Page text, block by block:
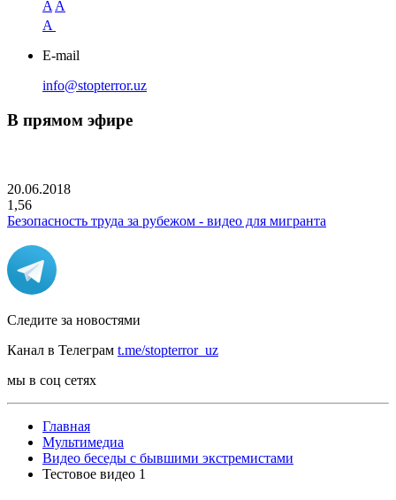
A A
A
E-mail
info@stopterror.uz
В прямом эфире
20.06.2018
1,56
Безопасность труда за рубежом - видео для мигранта
Следите за новостями
Канал в Телеграм t.me/stopterror_uz
мы в соц сетях
Главная
Мультимедиа
Видео беседы с бывшими экстремистами
Тестовое видео 1